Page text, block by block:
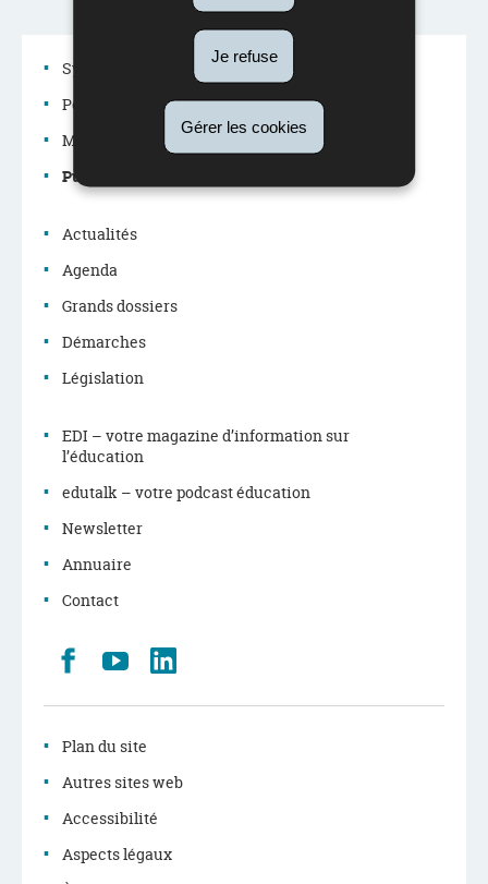
Je refuse
Gérer les cookies
Menu
de
navigation
Système éducatif
Politique éducative
Métiers du système éducatif
Publications
Actualités
Agenda
Grands dossiers
Démarches
Législation
EDI – votre magazine d’information sur
l’éducation
edutalk – votre podcast éducation
Newsletter
Annuaire
Contact
Retrouvez
nous
Youtube
Plan du site
Autres sites web
Accessibilité
Aspects légaux